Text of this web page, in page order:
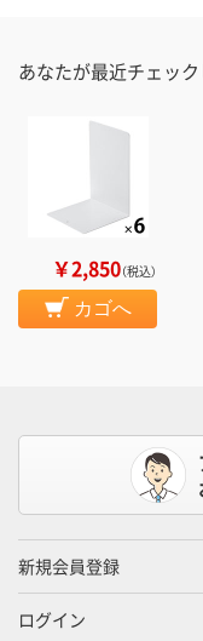
あなたが最近チェッ
￥2,850（税込）
カゴへ
新規会員登録
ログイン